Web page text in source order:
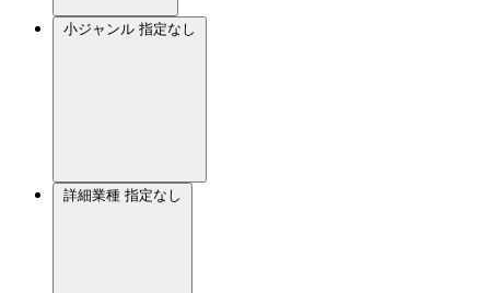
小ジャンル 指定なし
詳細業種 指定なし